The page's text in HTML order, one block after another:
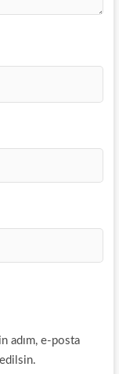
adım, e-posta